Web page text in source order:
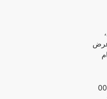
في عرض
بالأعلى، سيظهر كما يلي 10 798 666 568 399 000